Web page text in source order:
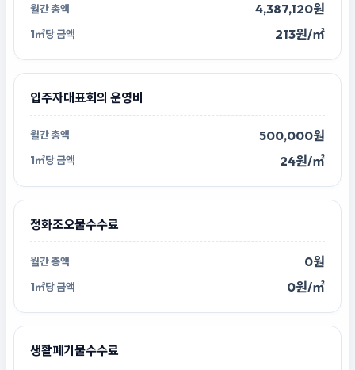
4,387,120원
213원/㎡
입주자대표회의 운영비
500,000원
24원/㎡
정화조오물수수료
0원
0원/㎡
생활폐기물수수료